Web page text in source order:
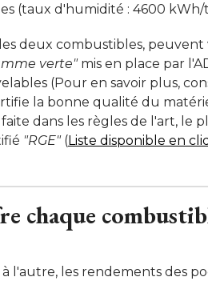
(taux d'humidité : 4600 kWh/
deux combustibles,
verte"mis en place par
(Pour en savoir plus,
la bonne qualité du
dans les règles de l'art, le
"RGE" (Liste disponible en
chaque
l'autre, les rendements des